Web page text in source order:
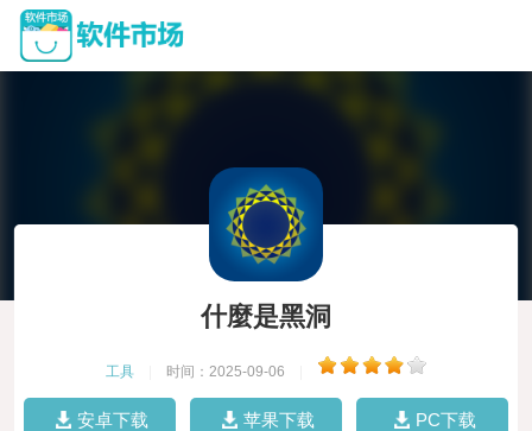
什麼是黑洞
工具 时间：2025-09-06
安卓下载 苹果下载 PC下载